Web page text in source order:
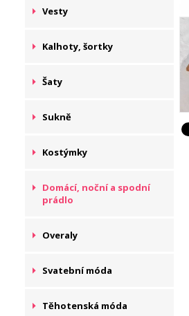
Vesty
Kalhoty, šortky
Šaty
Sukně
Kostýmky
Domácí, noční a spodní
prádlo
Overaly
Svatební móda
Těhotenská móda